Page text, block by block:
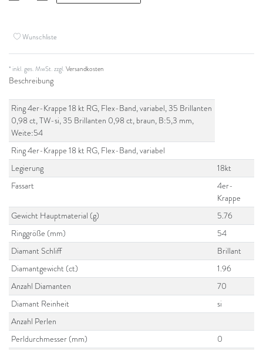
Wunschliste
* inkl. ges. MwSt. zzgl.Versandkosten
Beschreibung
Ring 4er-Krappe 18 kt RG, Flex-Band, variabel, 35 Brillanten
0,98 ct, TW-si, 35 Brillanten 0,98 ct, braun, B:5,3 mm,
Weite:54
Ring 4er-Krappe 18 kt RG, Flex-Band, variabel
Legierung
18kt
Fassart
4er-
Krappe
Gewicht Hauptmaterial (g)
5.76
Ringgröße (mm)
54
Diamant Schliff
Brillant
Diamantgewicht (ct)
1.96
Anzahl Diamanten
70
Diamant Reinheit
si
Anzahl Perlen
Perldurchmesser (mm)
0